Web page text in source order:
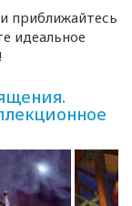
приближайтесь
идеальное